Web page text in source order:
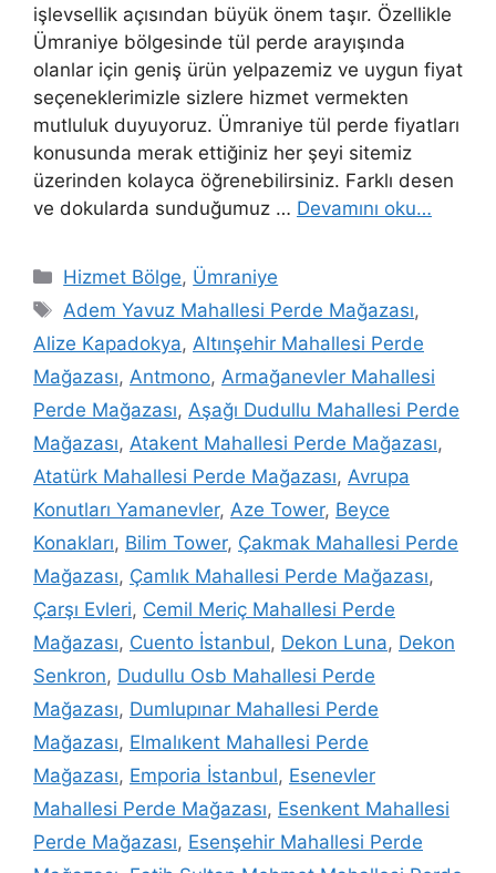
işlevsellik açısından büyük önem taşır. Özellikle
Ümraniye bölgesinde tül perde arayışında
olanlar için geniş ürün yelpazemiz ve uygun fiyat
seçeneklerimizle sizlere hizmet vermekten
mutluluk duyuyoruz. Ümraniye tül perde fiyatları
konusunda merak ettiğiniz her şeyi sitemiz
üzerinden kolayca öğrenebilirsiniz. Farklı desen
ve dokularda sunduğumuz … Devamını oku…
Hizmet Bölge, Ümraniye
Adem Yavuz Mahallesi Perde Mağazası,
Alize Kapadokya, Altınşehir Mahallesi Perde
Mağazası, Antmono, Armağanevler Mahallesi
Perde Mağazası, Aşağı Dudullu Mahallesi Perde
Mağazası, Atakent Mahallesi Perde Mağazası,
Atatürk Mahallesi Perde Mağazası, Avrupa
Konutları Yamanevler, Aze Tower, Beyce
Konakları, Bilim Tower, Çakmak Mahallesi Perde
Mağazası, Çamlık Mahallesi Perde Mağazası,
Çarşı Evleri, Cemil Meriç Mahallesi Perde
Mağazası, Cuento İstanbul, Dekon Luna, Dekon
Senkron, Dudullu Osb Mahallesi Perde
Mağazası, Dumlupınar Mahallesi Perde
Mağazası, Elmalıkent Mahallesi Perde
Mağazası, Emporia İstanbul, Esenevler
Mahallesi Perde Mağazası, Esenkent Mahallesi
Perde Mağazası, Esenşehir Mahallesi Perde